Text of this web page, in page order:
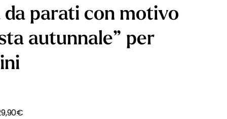
parati con motivo
autunnale” per
€